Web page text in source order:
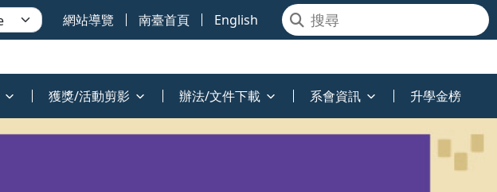
網站導覽 南臺首頁 English
獲獎/活動剪影 辦法/文件下載 系會資訊 升學金榜